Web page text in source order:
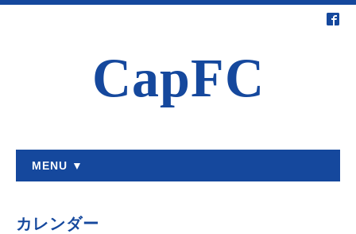
CapFC
MENU ▼
カレンダー